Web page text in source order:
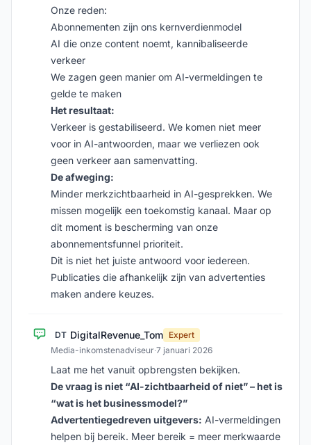
Onze reden:
Abonnementen zijn ons kernverdienmodel
AI die onze content noemt, kannibaliseerde
verkeer
We zagen geen manier om AI-vermeldingen te
gelde te maken
Het resultaat:
Verkeer is gestabiliseerd. We komen niet meer
voor in AI-antwoorden, maar we verliezen ook
geen verkeer aan samenvatting.
De afweging:
Minder merkzichtbaarheid in AI-gesprekken. We
missen mogelijk een toekomstig kanaal. Maar op
dit moment is bescherming van onze
abonnementsfunnel prioriteit.
Dit is niet het juiste antwoord voor iedereen.
Publicaties die afhankelijk zijn van advertenties
maken andere keuzes.
DT DigitalRevenue_Tom Expert
Media-inkomstenadviseur·7 januari 2026
Laat me het vanuit opbrengsten bekijken.
De vraag is niet “AI-zichtbaarheid of niet” – het is
“wat is het businessmodel?”
Advertentiegedreven uitgevers: AI-vermeldingen
helpen bij bereik. Meer bereik = meer merkwaarde